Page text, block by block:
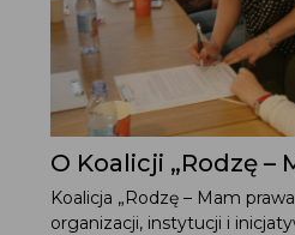
O Koalicji „Rodzę –
Koalicja „Rodzę – Mam
organizacji, instytucji i